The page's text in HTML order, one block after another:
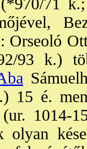
71 k.;
Orseoló
93 k.)
15 é.
(ur. 1014-
olyan